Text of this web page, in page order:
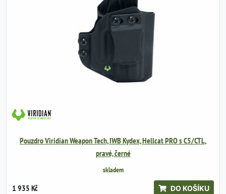
Pouzdro Viridian Weapon Tech, IWB Kydex, Hellcat PRO s C5/CTL,
pravé, černé
skladem
1 935 Kč DO KOŠÍKU